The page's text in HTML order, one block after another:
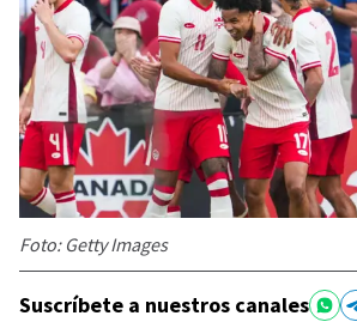
Foto: Getty Images
Suscríbete a nuestros canales